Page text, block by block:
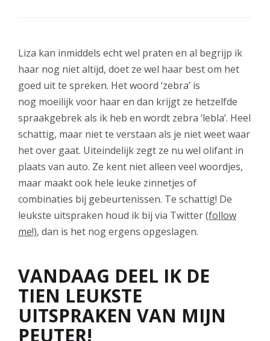
Liza kan inmiddels echt wel praten en al begrijp ik
haar nog niet altijd, doet ze wel haar best om het
goed uit te spreken. Het woord ‘zebra’ is
nog moeilijk voor haar en dan krijgt ze hetzelfde
spraakgebrek als ik heb en wordt zebra ‘lebla’. Heel
schattig, maar niet te verstaan als je niet weet waar
het over gaat. Uiteindelijk zegt ze nu wel olifant in
plaats van auto. Ze kent niet alleen veel woordjes,
maar maakt ook hele leuke zinnetjes of
combinaties bij gebeurtenissen. Te schattig! De
leukste uitspraken houd ik bij via Twitter (follow
me!), dan is het nog ergens opgeslagen.
VANDAAG DEEL IK DE
TIEN LEUKSTE
UITSPRAKEN VAN MIJN
PEUTER!